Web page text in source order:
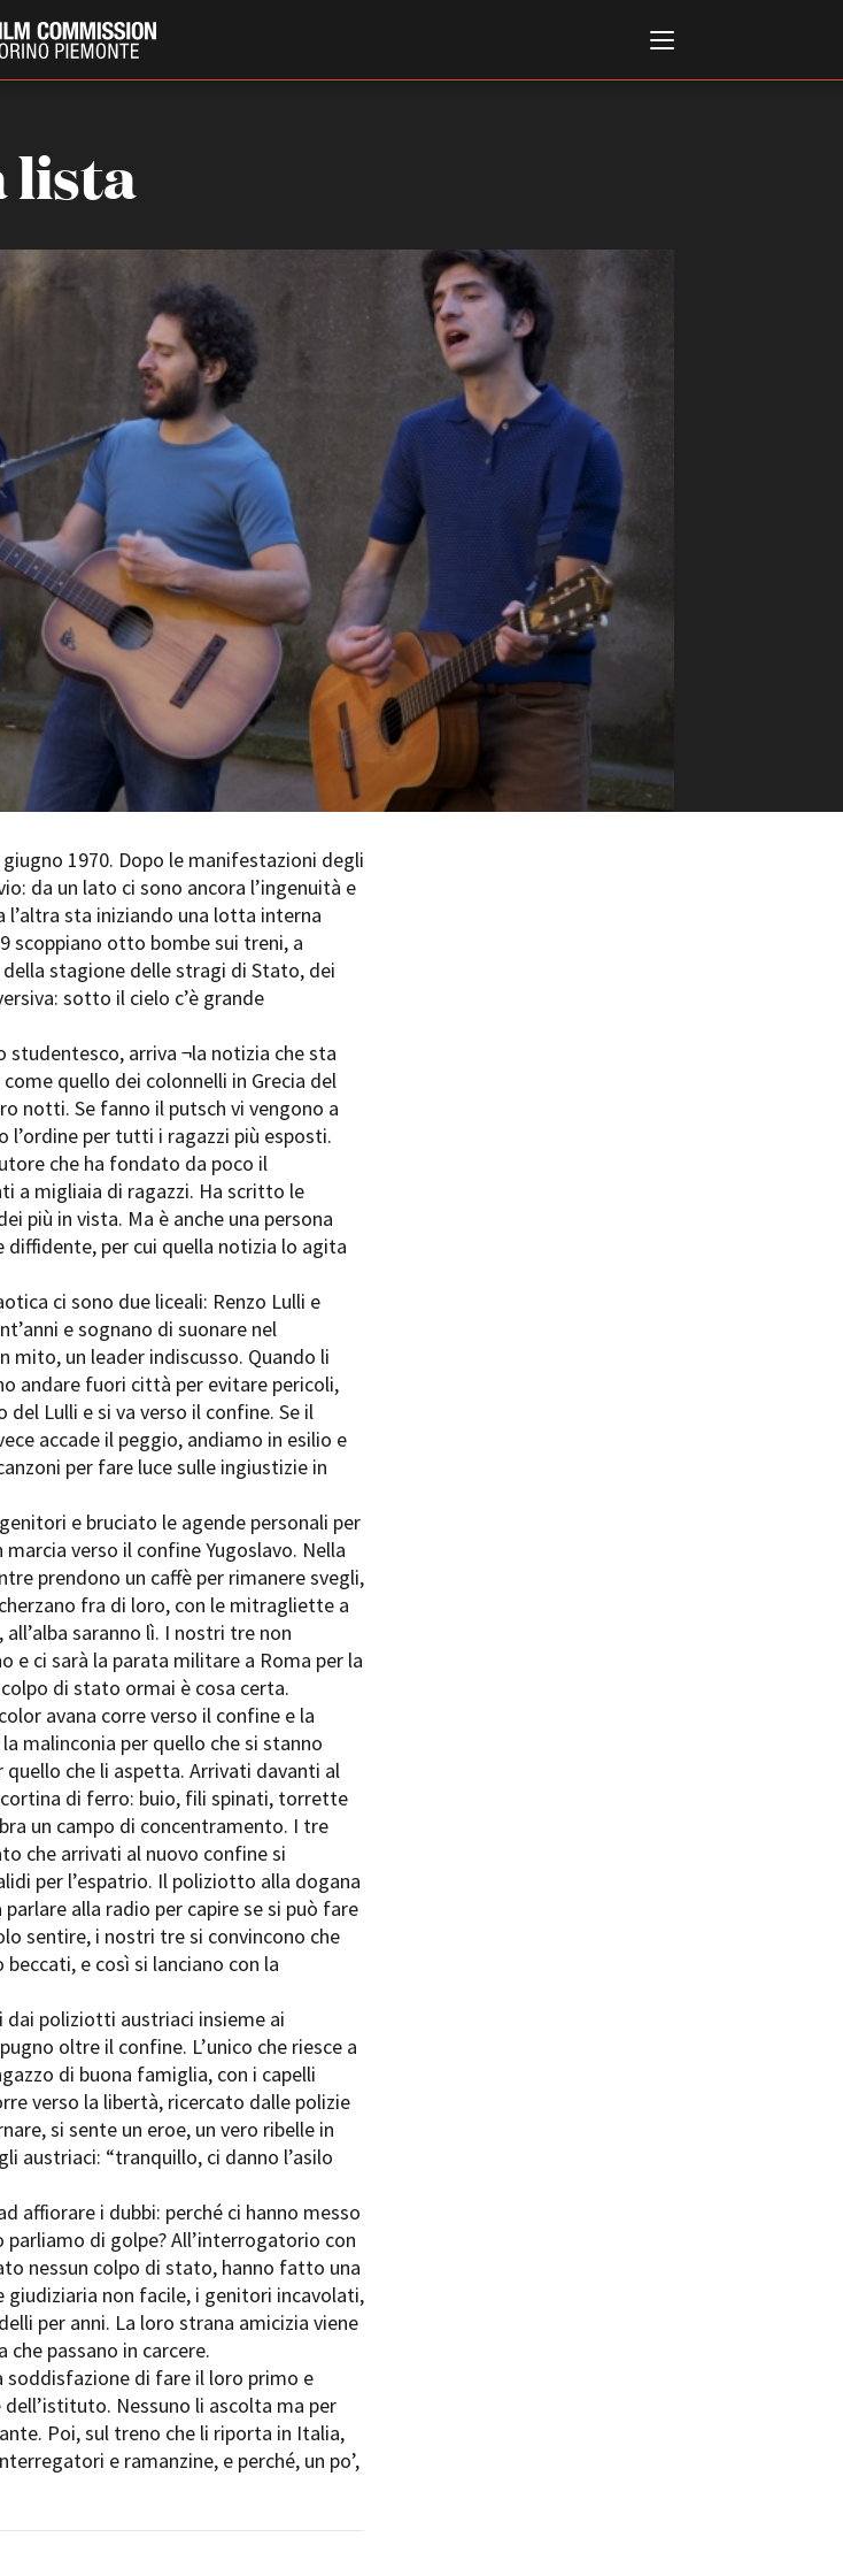
Italiano English
GUIDE
produzione
di servizio
GUIDE
in Piemonte
Film Industry - Production
- Erasmus +
storia!
- Immagini e location della
FESTIVAL, MARKETS, AWARDS
International Film Festival Rotterdam
Berlinale Internationalen
Filmfestspiele Berlin
Festival de Cannes
Biografilm Festival - Bio to B Industry
Days
Locarno Film Festival
Mostra Internazionale d’Arte
Cinematografica Venezia
Toronto International Film Festival
Festa del Cinema di Roma
Torino Film Festival
David di Donatello
Nastri d’Argento
Premio Solinas
Location - Accedi al tuo profilo
Location - Nuovo utente
Newsletter
Lavora con noi
Stage - Tirocini - Scuola e Lavoro
Elenco Operatori Economici per
affidamento lavori in economia
Cookie policy Whistleblowing Credits
lista
1970. Dopo le manifestazioni degli
da un lato ci sono ancora l’ingenuità e
l’altra sta iniziando una lotta interna
scoppiano otto bombe sui treni, a
della stagione delle stragi di Stato, dei
sotto il cielo c’è grande
arriva ¬la notizia che sta
quello dei colonnelli in Grecia del
notti. Se fanno il putsch vi vengono a
l’ordine per tutti i ragazzi più esposti.
che ha fondato da poco il
a migliaia di ragazzi. Ha scritto le
più in vista. Ma è anche una persona
per cui quella notizia lo agita
ci sono due liceali: Renzo Lulli e
e sognano di suonare nel
mito, un leader indiscusso. Quando li
andare fuori città per evitare pericoli,
Lulli e si va verso il confine. Se il
accade il peggio, andiamo in esilio e
per fare luce sulle ingiustizie in
e bruciato le agende personali per
verso il confine Yugoslavo. Nella
prendono un caffè per rimanere svegli,
fra di loro, con le mitragliette a
saranno lì. I nostri tre non
e ci sarà la parata militare a Roma per la
di stato ormai è cosa certa.
avana corre verso il confine e la
malinconia per quello che si stanno
quello che li aspetta. Arrivati davanti al
di ferro: buio, fili spinati, torrette
un campo di concentramento. I tre
che arrivati al nuovo confine si
per l’espatrio. Il poliziotto alla dogana
alla radio per capire se si può fare
sentire, i nostri tre si convincono che
e così si lanciano con la
dai poliziotti austriaci insieme ai
oltre il confine. L’unico che riesce a
di buona famiglia, con i capelli
verso la libertà, ricercato dalle polizie
si sente un eroe, un vero ribelle in
austriaci: “tranquillo, ci danno l’asilo
affiorare i dubbi: perché ci hanno messo
parliamo di golpe? All’interrogatorio con
nessun colpo di stato, hanno fatto una
giudiziaria non facile, i genitori incavolati,
per anni. La loro strana amicizia viene
passano in carcere.
di fare il loro primo e
Nessuno li ascolta ma per
Poi, sul treno che li riporta in Italia,
e ramanzine, e perché, un po’,